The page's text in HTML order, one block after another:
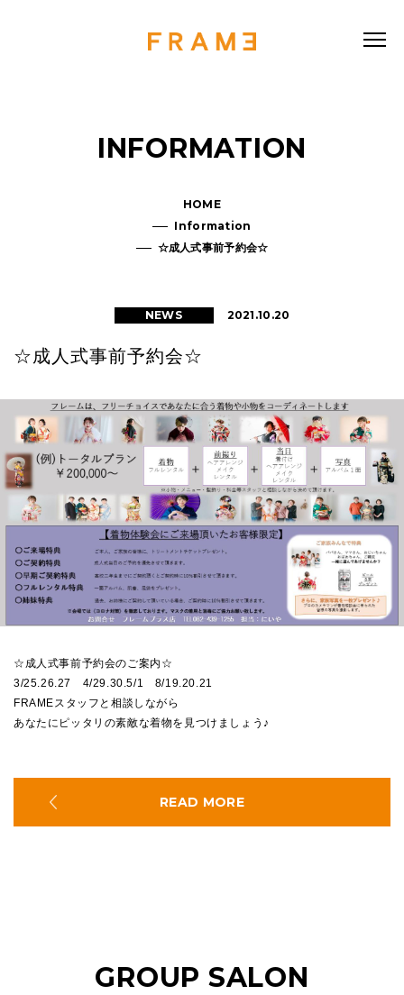
INFORMATION
HOME
Information
☆成人式事前予約会☆
NEWS 2021.10.20
☆成人式事前予約会☆
☆成人式事前予約会のご案内☆
3/25.26.27 4/29.30.5/1 8/19.20.21
FRAMEスタッフと相談しながら
あなたにピッタリの素敵な着物を見つけましょう♪
READ MORE
GROUP SALON